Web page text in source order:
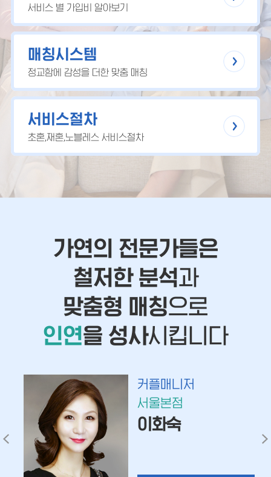
서비스 별 가입비 알아보기
매칭시스템
정교함에 감성을 더한 맞춤 매칭
서비스절차
초혼,재혼,노블레스 서비스절차
가연의 전문가들은
철저한 분석과
맞춤형 매칭으로
인연을 성사시킵니다
커플매니저
서울본점
이화숙